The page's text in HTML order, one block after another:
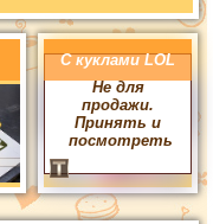
С куклами LOL
Не для
продажи.
Принять и
посмотреть